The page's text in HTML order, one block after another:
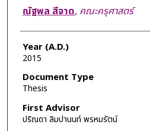
Author
ณัฐพล สีจาด, คณะครุศาสตร์
Year (A.D.)
2015
Document Type
Thesis
First Advisor
ปริณดา ลิมปานนท์ พรหมรัตน์